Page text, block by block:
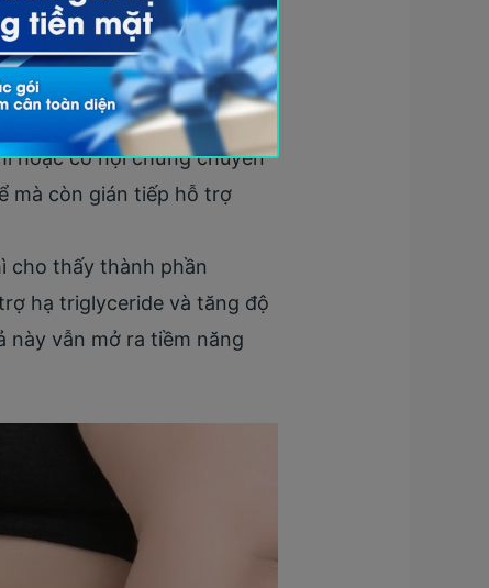
và hiệu suất vận động. Các
VO₂ max (khả năng sử
có khả năng ức chế quá
hoặc có hội chứng chuyển
mà còn gián tiếp hỗ trợ
cho thấy thành phần
hạ triglyceride và tăng độ
này vẫn mở ra tiềm năng